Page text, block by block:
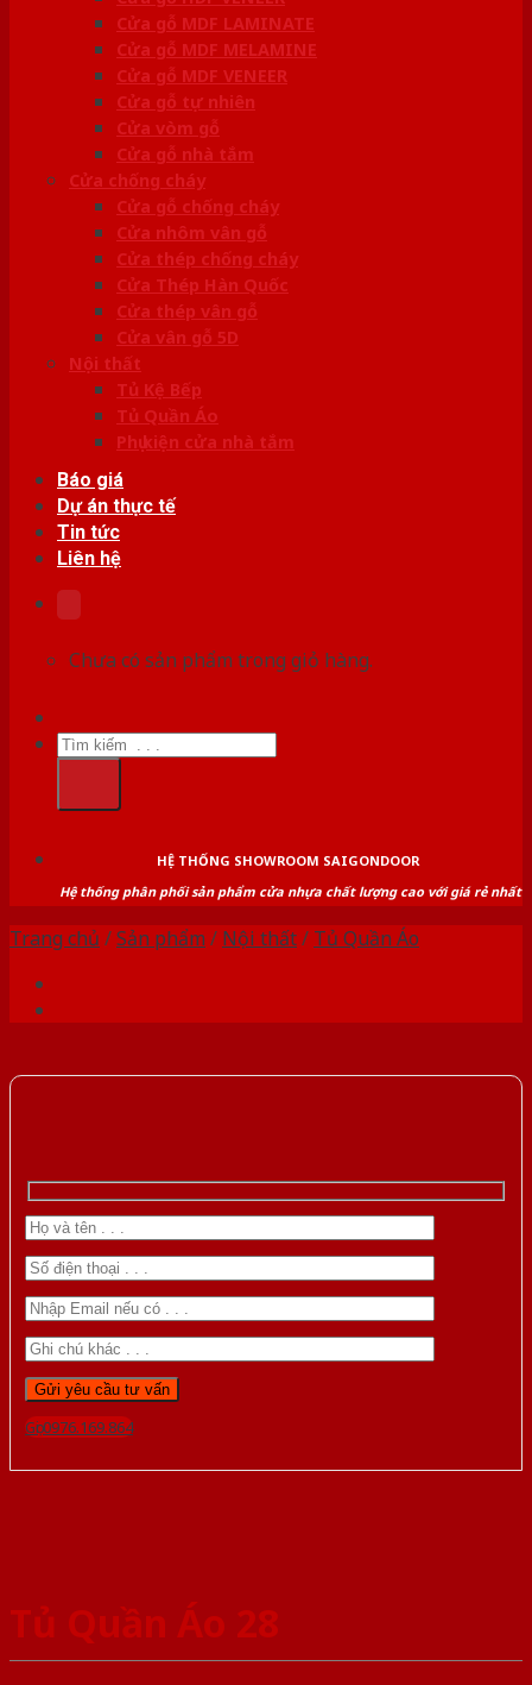
Cửa gỗ MDF LAMINATE
Cửa gỗ MDF MELAMINE
Cửa gỗ MDF VENEER
Cửa gỗ tự nhiên
Cửa vòm gỗ
Cửa gỗ nhà tắm
Cửa chống cháy
Cửa gỗ chống cháy
Cửa nhôm vân gỗ
Cửa thép chống cháy
Cửa Thép Hàn Quốc
Cửa thép vân gỗ
Cửa vân gỗ 5D
Nội thất
Tủ Kệ Bếp
Tủ Quần Áo
Phụ kiện cửa nhà tắm
Báo giá
Dự án thực tế
Tin tức
Liên hệ
Chưa có sản phẩm trong giỏ hàng.
Tìm
kiếm:
HỆ THỐNG SHOWROOM SAIGONDOOR
Hệ thống phân phối sản phẩm cửa nhựa chất lượng cao với giá rẻ nhất
Trang chủ /Sản phẩm / Nội thất/ Tủ Quần Áo
Gọi 0976.169.864
Tủ Quần Áo 28